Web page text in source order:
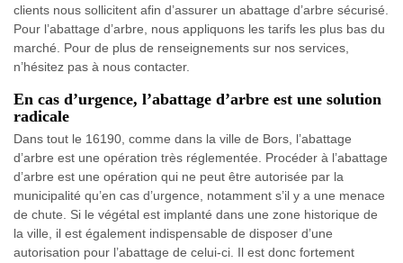
clients nous sollicitent afin d’assurer un abattage d’arbre sécurisé.
Pour l’abattage d’arbre, nous appliquons les tarifs les plus bas du
marché. Pour de plus de renseignements sur nos services,
n’hésitez pas à nous contacter.
En cas d’urgence, l’abattage d’arbre est une solution
radicale
Dans tout le 16190, comme dans la ville de Bors, l’abattage
d’arbre est une opération très réglementée. Procéder à l’abattage
d’arbre est une opération qui ne peut être autorisée par la
municipalité qu’en cas d’urgence, notamment s’il y a une menace
de chute. Si le végétal est implanté dans une zone historique de
la ville, il est également indispensable de disposer d’une
autorisation pour l’abattage de celui-ci. Il est donc fortement